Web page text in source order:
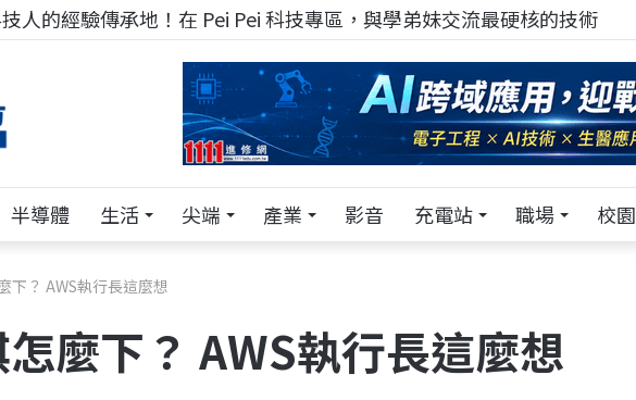
人的經驗傳承地！在 Pei Pei 科技專區，與學弟妹交流最硬核的技術
半導體 生活 尖端 產業 影音 充電站 職場 校園
下？ AWS執行長這麼想
麼下？ AWS執行長這麼想